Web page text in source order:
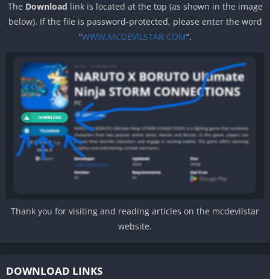
The Download link is located at the top (as shown in the image
below). If the file is password-protected, please enter the word
“WWW.MCDEVILSTAR.COM“.
Thank you for visiting and reading articles on the mcdevilstar
website.
DOWNLOAD LINKS